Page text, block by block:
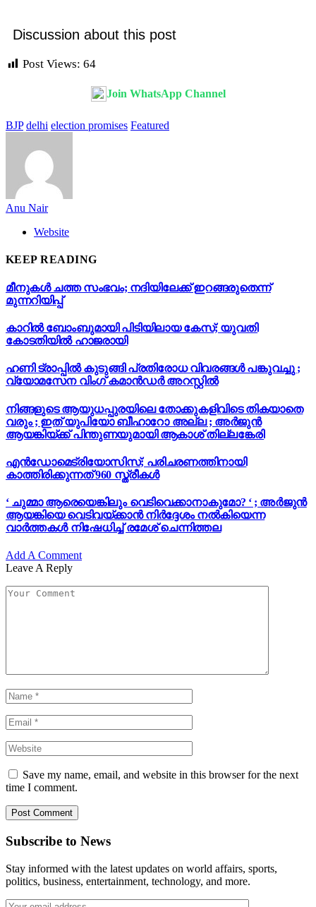
Discussion about this post
Post Views: 64
Join WhatsApp Channel
BJP delhi election promises Featured
Anu Nair
Website
KEEP READING
മീനുകൾ ചത്ത സംഭവം; നദിയിലേക്ക് ഇറങ്ങരുതെന്ന്
മുന്നറിയിപ്പ്
കാറിൽ ബോംബുമായി പിടിയിലായ കേസ്; യുവതി
കോടതിയിൽ ഹാജരായി
ഹണി ട്രാപ്പിൽ കുടുങ്ങി പ്രതിരോധ വിവരങ്ങൾ പങ്കുവച്ചു ;
വ്യോമസേന വിംഗ് കമാൻഡർ അറസ്റ്റിൽ
നിങ്ങളുടെ ആയുധപ്പുരയിലെ തോക്കുകളിവിടെ തികയാതെ
വരും ; ഇത് യുപിയോ ബീഹാറോ അല്ല ; അർജുൻ
ആയങ്കിയ്ക്ക് പിന്തുണയുമായി ആകാശ് തില്ലങ്കേരി
എൻഡോമെട്രിയോസിസ്; പരിചരണത്തിനായി
കാത്തിരിക്കുന്നത് 960 സ്ത്രീകൾ
‘ ചുമ്മാ ആരെയെങ്കിലും വെടിവെക്കാനാകുമോ? ‘ ; അർജുൻ
ആയങ്കിയെ വെടിവയ്ക്കാൻ നിർദ്ദേശം നൽകിയെന്ന
വാർത്തകൾ നിഷേധിച്ച് രമേശ് ചെന്നിത്തല
Add A Comment
Leave A Reply
Save my name, email, and website in this browser for the next
time I comment.
Subscribe to News
Stay informed with the latest updates on world affairs, sports,
politics, business, entertainment, technology, and more.